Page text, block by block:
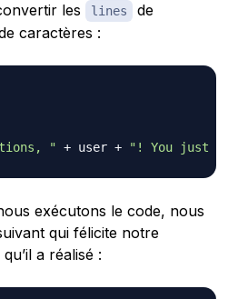
les
lines
de
caractères :
" + user + "! You just
exécutons le code, nous
qui félicite notre
a réalisé :